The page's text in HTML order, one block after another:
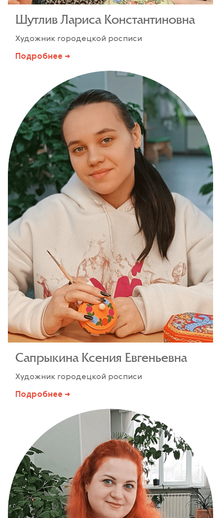
Шутлив Лариса Константиновна
Художник городецкой росписи
Подробнее →
Сапрыкина Ксения Евгеньевна
Художник городецкой росписи
Подробнее →